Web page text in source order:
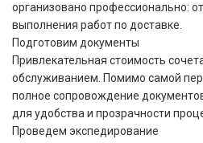
организовано профессионально:
выполнения работ по доставке.
Подготовим документы
Привлекательная стоимость
обслуживанием. Помимо самой
полное сопровождение
для удобства и прозрачности
Проведем экспедирование